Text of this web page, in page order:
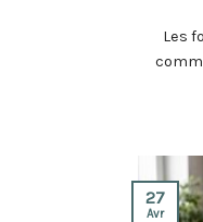
Les
27
Avr